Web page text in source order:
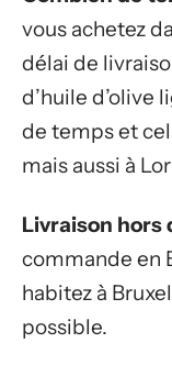
vous achetez
délai de
d’huile d’olive
de temps et
mais aussi à
Livraison hors
commande en
habitez à
possible.